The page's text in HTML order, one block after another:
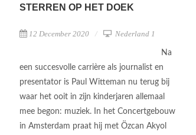
STERREN OP HET DOEK
12 December 2020 Nederland 1
Na
een succesvolle carrière als journalist en
presentator is Paul Witteman nu terug bij
waar het ooit in zijn kinderjaren allemaal
mee begon: muziek. In het Concertgebouw
in Amsterdam praat hij met Özcan Akyol